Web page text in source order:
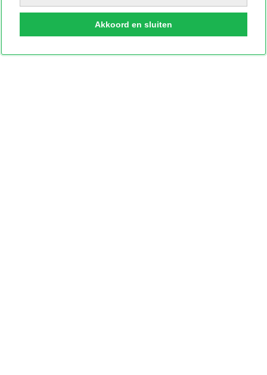
Akkoord en sluiten